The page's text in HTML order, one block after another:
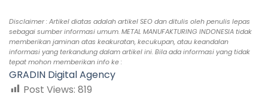
Disclaimer : Artikel diatas adalah artikel SEO dan ditulis oleh penulis lepas
sebagai sumber informasi umum. METAL MANUFAKTURING INDONESIA tidak
memberikan jaminan atas keakuratan, kecukupan, atau keandalan
informasi yang terkandung dalam artikel ini. Bila ada informasi yang tidak
tepat mohon memberikan info ke :
GRADIN Digital Agency
Post Views: 819